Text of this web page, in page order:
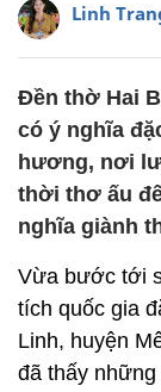
Linh
Đền thờ Hai
có ý nghĩa
hương, nơi
thời thơ ấu
nghĩa giành
Vừa bước tới
tích quốc gia
Linh, huyện
đã thấy